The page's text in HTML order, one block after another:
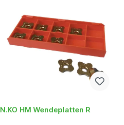
N.KO HM Wendeplatten R